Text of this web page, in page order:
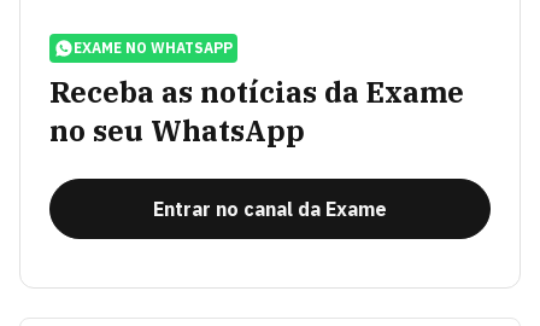
EXAME NO WHATSAPP
Receba as notícias da Exame
no seu WhatsApp
Entrar no canal da Exame